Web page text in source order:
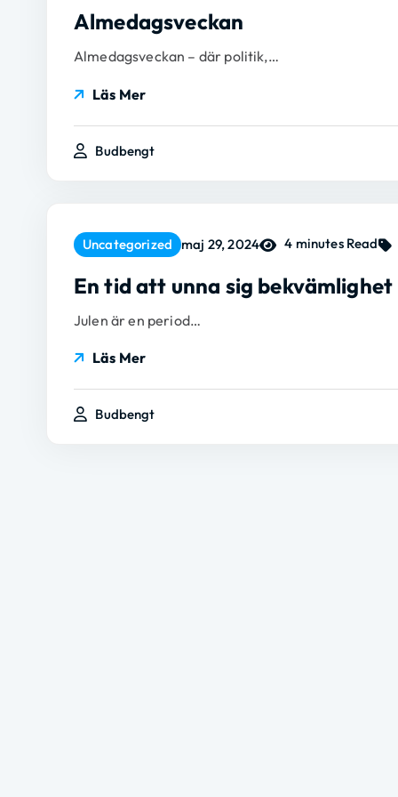
Almedagsveckan
Almedagsveckan – där politik,…
Läs Mer
Budbengt
Uncategorized maj 29, 2024 4 minutes Read
En tid att unna sig bekvämlighet
Julen är en period…
Läs Mer
Budbengt